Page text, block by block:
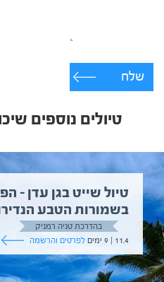
שלח
טיולים נוספים
טיול שייט בגן עדן –
בשמורות הטבע
בהדרכת טניה רמניק
11.4 | 9 ימים
לפרטים והרשמה